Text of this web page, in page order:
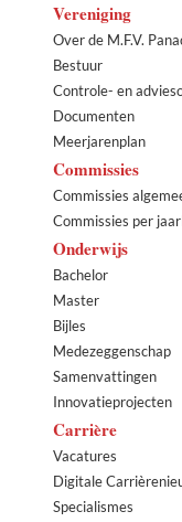
Vereniging
Over de M.F.V.
Bestuur
Controle- en
Documenten
Meerjarenplan
Commissies
Commissies
Commissies per
Onderwijs
Bachelor
Master
Bijles
Medezeggenschap
Samenvattingen
Innovatieprojecten
Carrière
Vacatures
Digitale
Specialismes